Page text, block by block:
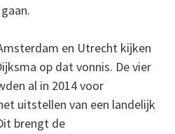
en Utrecht kijken
op dat vonnis. De vier
al in 2014 voor
uitstellen van een landelijk
brengt de